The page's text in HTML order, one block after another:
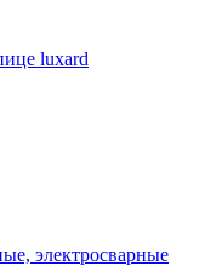
luxard
электросварные